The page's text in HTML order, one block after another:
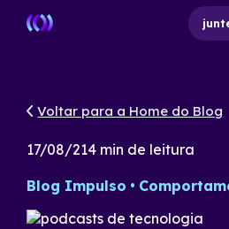
Voltar para a Home do Blog
17/08/214 min de leitura
Blog Impulso